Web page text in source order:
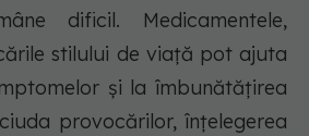
dificil. Medicamentele,
stilului de viață pot ajuta
și la îmbunătățirea
provocărilor, înțelegerea